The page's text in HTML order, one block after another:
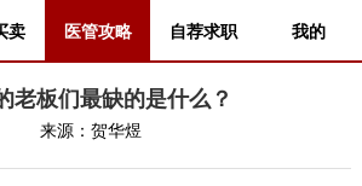
卖 医管攻略 自荐求职 我的
老板们最缺的是什么？
来源： 贺华煜